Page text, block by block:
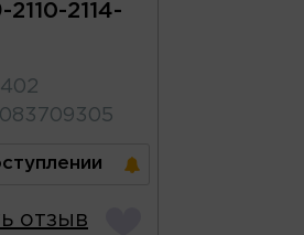
2114-
отзыв